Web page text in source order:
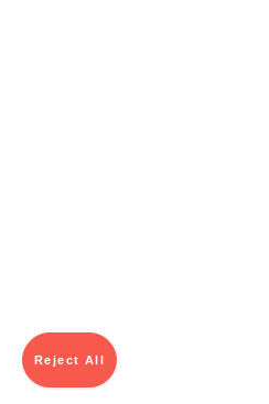
och ta del av aktuella kampanjer.
Reject All